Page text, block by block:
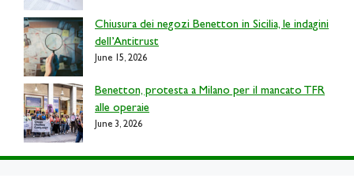
Chiusura dei negozi Benetton in Sicilia, le indagini
dell’Antitrust
June 15, 2026
Benetton, protesta a Milano per il mancato TFR
alle operaie
June 3, 2026